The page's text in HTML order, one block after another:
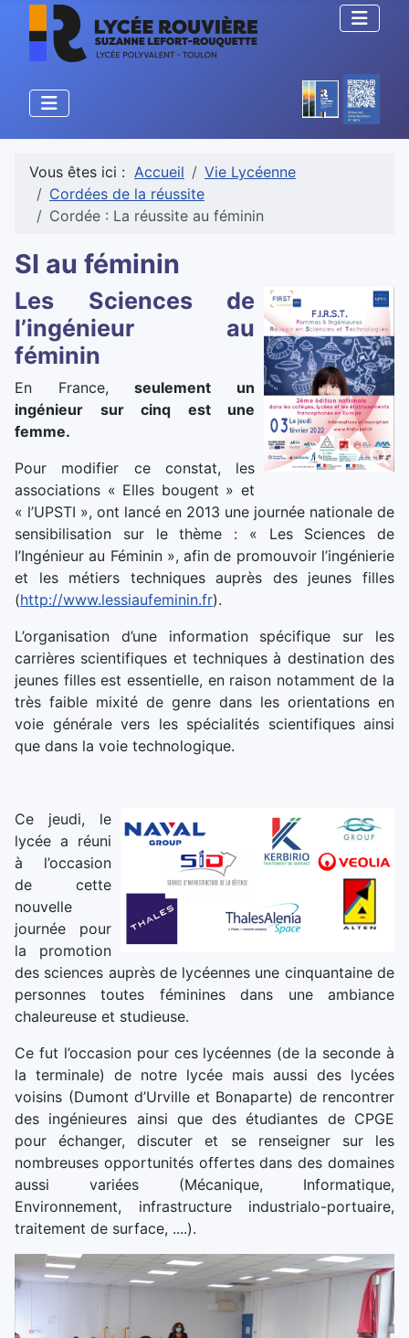
Vous êtes ici : Accueil
Vie Lycéenne
Cordées de la réussite
Cordée : La réussite au féminin
SI au féminin
Les Sciences de
l’ingénieur au
féminin
En France,seulement un
ingénieur sur cinq est une
femme.
Pour modifier ce constat, les
associations « Elles bougent » et
« l’UPSTI », ont lancé en 2013 une journée nationale de
sensibilisation sur le thème : « Les Sciences de
l’Ingénieur au Féminin », afin de promouvoir l’ingénierie
et les métiers techniques auprès des jeunes filles
(http://www.lessiaufeminin.fr).
L’organisation d’une information spécifique sur les
carrières scientifiques et techniques à destination des
jeunes filles est essentielle, en raison notamment de la
très faible mixité de genre dans les orientations en
voie générale vers les spécialités scientifiques ainsi
que dans la voie technologique.
Ce jeudi, le
lycée a réuni
à l’occasion
de cette
nouvelle
journée pour
la promotion
des sciences auprès de lycéennes une cinquantaine de
personnes toutes féminines dans une ambiance
chaleureuse et studieuse.
Ce fut l’occasion pour ces lycéennes (de la seconde à
la terminale) de notre lycée mais aussi des lycées
voisins (Dumont d’Urville et Bonaparte) de rencontrer
des ingénieures ainsi que des étudiantes de CPGE
pour échanger, discuter et se renseigner sur les
nombreuses opportunités offertes dans des domaines
aussi variées (Mécanique, Informatique,
Environnement, infrastructure industrialo-portuaire,
traitement de surface, ....).